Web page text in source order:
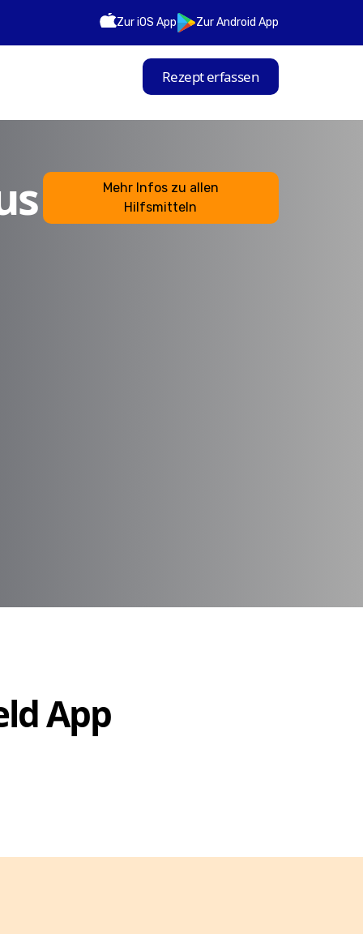
Zur iOS App Zur Android App
Rezept erfassen
Mehr Infos zu allen
Hilfsmitteln
App